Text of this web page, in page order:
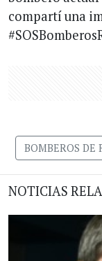
compartí una
BOMBEROS DE
NOTICIAS